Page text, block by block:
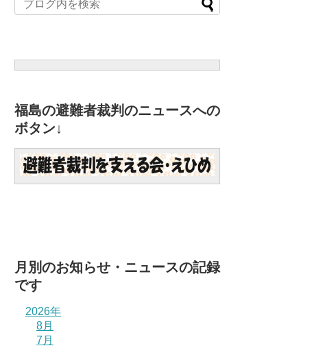
福島の避難者裁判のニュースへの
ボタン↓
月別のお知らせ・ニュースの記録
です
2026年
8月
7月